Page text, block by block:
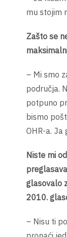
mu stojim
Zašto se
– Mi smo
područja.
potpuno
bismo
OHR-a.
Niste mi
glasovalo
2010.
– Nisu ti